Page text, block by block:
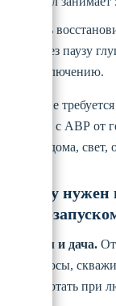
сеть
через паузу
отключению.
От вас не
моделей с АВР от
вас нет дома,
Кому нужен
Дом и дача.
насосы,
работать при